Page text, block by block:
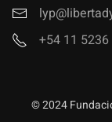
+54 11
© 2024